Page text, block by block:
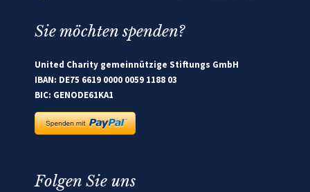
Sie möchten spenden?
United Charity gemeinnützige Stiftungs GmbH
IBAN: DE75 6619 0000 0059 1188 03
BIC: GENODE61KA1
Folgen Sie uns